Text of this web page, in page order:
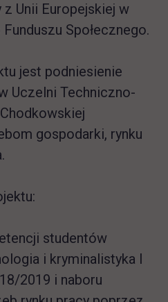
z Unii Europejskiej w
Społecznego.
jest podniesienie
Uczelni Techniczno-
gospodarki, rynku
studentów
i kryminalistyka I
2019 i naboru